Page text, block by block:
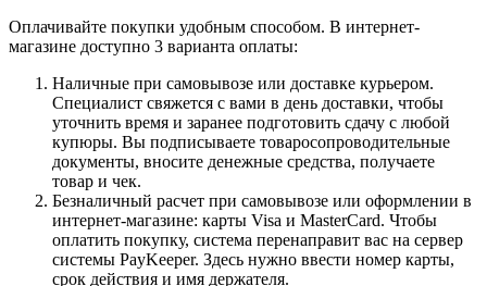
Оплачивайте покупки удобным способом. В интернет-
магазине доступно 3 варианта оплаты:
Наличные при самовывозе или доставке курьером.
Специалист свяжется с вами в день доставки, чтобы
уточнить время и заранее подготовить сдачу с любой
купюры. Вы подписываете товаросопроводительные
документы, вносите денежные средства, получаете
товар и чек.
Безналичный расчет при самовывозе или оформлении в
интернет-магазине: карты Visa и MasterCard. Чтобы
оплатить покупку, система перенаправит вас на сервер
системы PayKeeper. Здесь нужно ввести номер карты,
срок действия и имя держателя.